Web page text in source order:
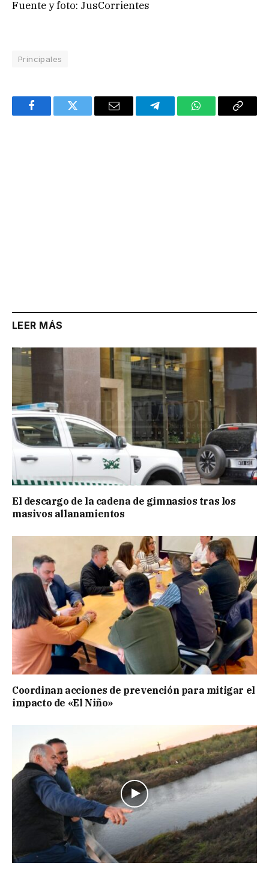
Fuente y foto: JusCorrientes
Principales
FacebookTwitter Email TelegramWhatsAppCopy
LEER MÁS
El descargo de la cadena de gimnasios tras los
masivos allanamientos
Coordinan acciones de prevención para mitigar el
impacto de «El Niño»